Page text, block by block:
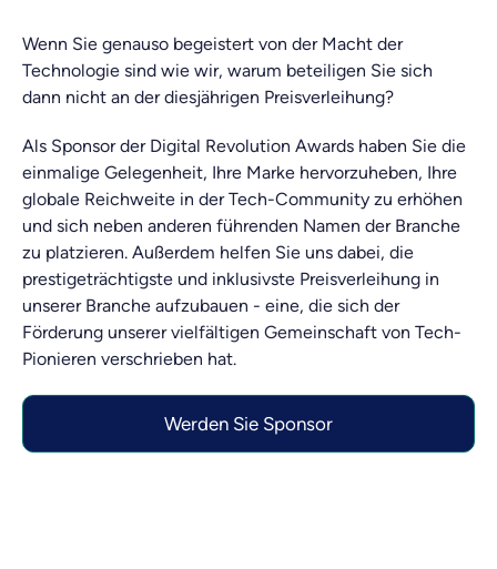
Wenn Sie genauso begeistert von der Macht der
Technologie sind wie wir, warum beteiligen Sie sich
dann nicht an der diesjährigen Preisverleihung?
Als Sponsor der Digital Revolution Awards haben Sie die
einmalige Gelegenheit, Ihre Marke hervorzuheben, Ihre
globale Reichweite in der Tech-Community zu erhöhen
und sich neben anderen führenden Namen der Branche
zu platzieren. Außerdem helfen Sie uns dabei, die
prestigeträchtigste und inklusivste Preisverleihung in
unserer Branche aufzubauen - eine, die sich der
Förderung unserer vielfältigen Gemeinschaft von Tech-
Pionieren verschrieben hat.
Werden Sie Sponsor